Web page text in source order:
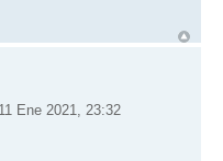
Ene 2021, 23:32